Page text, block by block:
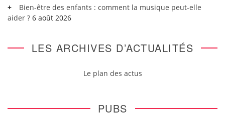
Bien-être des enfants : comment la musique peut-elle
aider ? 6 août 2026
LES ARCHIVES D’ACTUALITÉS
Le plan des actus
PUBS